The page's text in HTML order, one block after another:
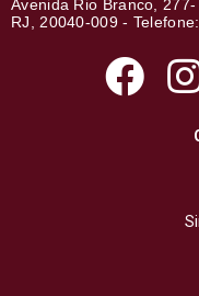
Avenida Rio Branco,
RJ, 20040-009 -